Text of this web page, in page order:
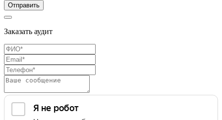
Отправить
Заказать аудит